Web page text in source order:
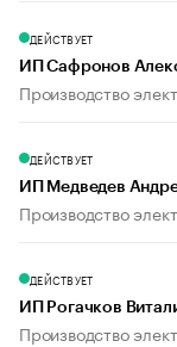
ДЕЙСТВУЕТ
ИП Сафронов
Производство
ДЕЙСТВУЕТ
ИП Медведев
Производство
ДЕЙСТВУЕТ
ИП Рогачков
Производство